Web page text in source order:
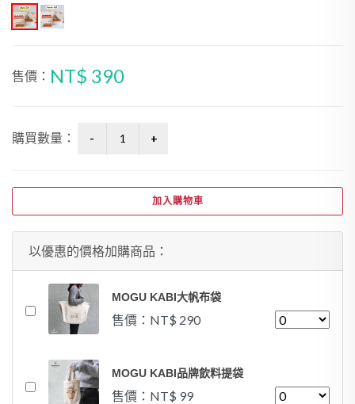
售價： NT$ 390
購買數量：
加入購物車
以優惠的價格加購商品：
MOGU KABI大帆布袋
售價：NT$ 290
MOGU KABI品牌飲料提袋
售價：NT$ 99